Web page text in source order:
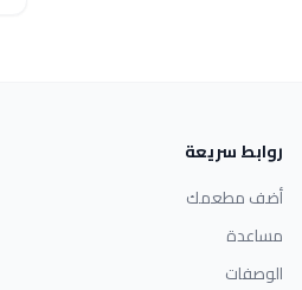
روابط سريعة
أضف مطعمك
مساعدة
الوصفات